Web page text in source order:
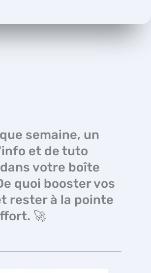
semaine, un
et de tuto
votre boîte
quoi booster vos
rester à la pointe
🚀